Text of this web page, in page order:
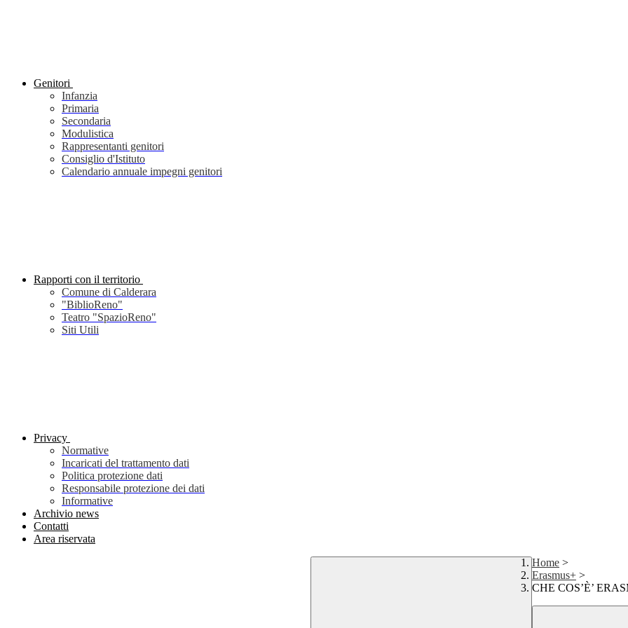
Genitori
Infanzia
Primaria
Secondaria
Modulistica
Rappresentanti genitori
Consiglio d'Istituto
Calendario annuale impegni genitori
Rapporti con il territorio
Comune di Calderara
"BiblioReno"
Teatro "SpazioReno"
Siti Utili
Privacy
Normative
Incaricati del trattamento dati
Politica protezione dati
Responsabile protezione dei dati
Informative
Archivio news
Contatti
Area riservata
Home >
Erasmus+ >
CHE COS’È’